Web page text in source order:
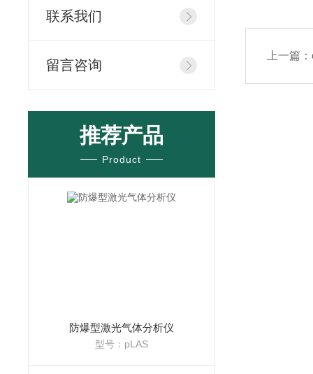
联系我们
留言咨询
推荐产品
Product
防爆型激光气体分析仪
型号：pLAS
上一篇：